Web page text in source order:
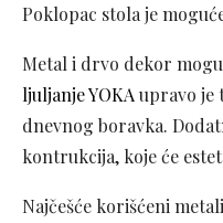
Poklopac stola je
Metal i drvo dekor
ljuljanje YOKA upravo je
dnevnog boravka.
kontrukcija, koje će
Najčešće korišćeni